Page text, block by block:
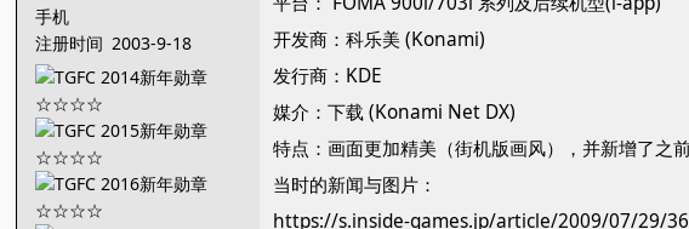
手机
注册时间 2003-9-18
开发商：科乐美 (Konami)
发行商：KDE
媒介：下载 (Konami Net DX)
特点：画面更加精美（街机版画风），并新增了之
当时的新闻与图片：
https://s.inside-games.jp/article/2009/07/29/